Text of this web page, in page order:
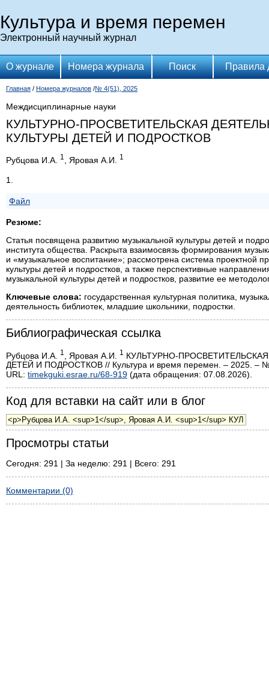
Культура и время перемен
Электронный научный журнал
О журнале Номера журнала Поиск Правила
Главная / Номера журналов /№ 4(51), 2025
Междисциплинарные науки
КУЛЬТУРНО-ПРОСВЕТИТЕЛЬСКАЯ
КУЛЬТУРЫ ДЕТЕЙ И ПОДРОСТКОВ
Рубцова И.А. 1 , Яровая А.И. 1
1.
Файл
Резюме:
Статья посвящена развитию музыкальной культуры детей и
института общества. Раскрыта взаимосвязь формирования
и «музыкальное воспитание»; рассмотрена система проектной
культуры детей и подростков, а также перспективные
музыкальной культуры детей и подростков, развитие ее
Ключевые слова: государственная культурная политика,
деятельность библиотек, младшие школьники, подростки.
Библиографическая ссылка
Рубцова И.А. 1 , Яровая А.И. 1
КУЛЬТУРНО-
ДЕТЕЙ И ПОДРОСТКОВ // Культура и время перемен. – 2025. –
URL: timekguki.esrae.ru/68-919 (дата обращения: 07.08.2026).
Код для вставки на сайт или в блог
Просмотры статьи
Сегодня: 291 | За неделю: 291 | Всего: 291
Комментарии (0)